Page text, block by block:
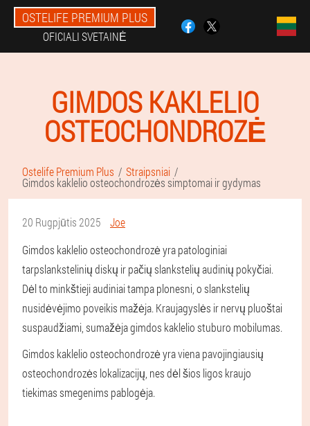
OSTELIFE PREMIUM PLUS
OFICIALI SVETAINĖ
GIMDOS KAKLELIO
OSTEOCHONDROZĖ
Ostelife Premium Plus Straipsniai
Gimdos kaklelio osteochondrozės simptomai ir gydymas
20 Rugpjūtis 2025
Joe
Gimdos kaklelio osteochondrozė yra patologiniai
tarpslankstelinių diskų ir pačių slankstelių audinių pokyčiai.
Dėl to minkštieji audiniai tampa plonesni, o slankstelių
nusidėvėjimo poveikis mažėja. Kraujagyslės ir nervų pluoštai
suspaudžiami, sumažėja gimdos kaklelio stuburo mobilumas.
Gimdos kaklelio osteochondrozė yra viena pavojingiausių
osteochondrozės lokalizacijų, nes dėl šios ligos kraujo
tiekimas smegenims pablogėja.